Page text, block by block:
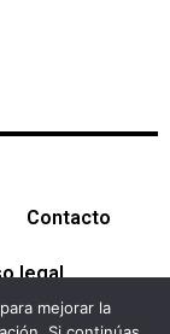
Contacto
legal
mejorar la